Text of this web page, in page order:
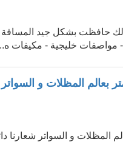
- مواصفات خليجية - مكيفات
المظلات و السواتر